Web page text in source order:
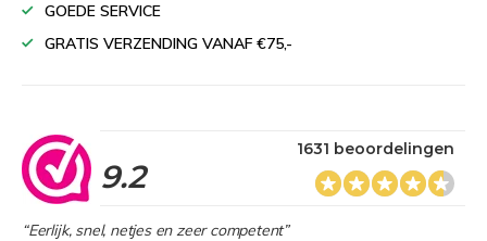
GOEDE SERVICE
GRATIS VERZENDING VANAF €75,-
9.2
1631 beoordelingen
“Eerlijk, snel, netjes en zeer competent”